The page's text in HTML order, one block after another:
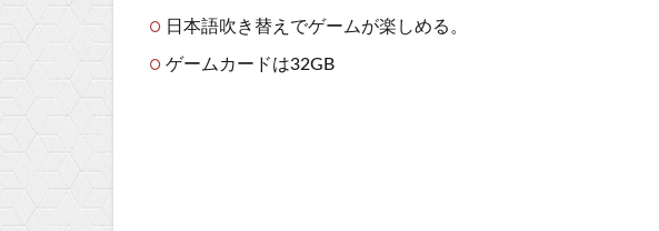
日本語吹き替えでゲームが楽しめる。
ゲームカードは32GB